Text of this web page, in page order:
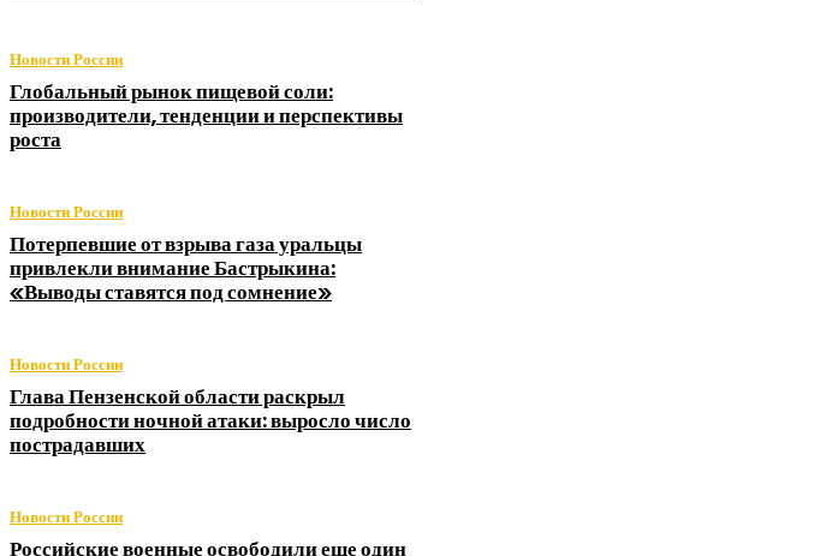
Новости России
Глобальный рынок пищевой соли:
производители, тенденции и перспективы
роста
Новости России
Потерпевшие от взрыва газа уральцы
привлекли внимание Бастрыкина:
«Выводы ставятся под сомнение»
Новости России
Глава Пензенской области раскрыл
подробности ночной атаки: выросло число
пострадавших
Новости России
Российские военные освободили еще один